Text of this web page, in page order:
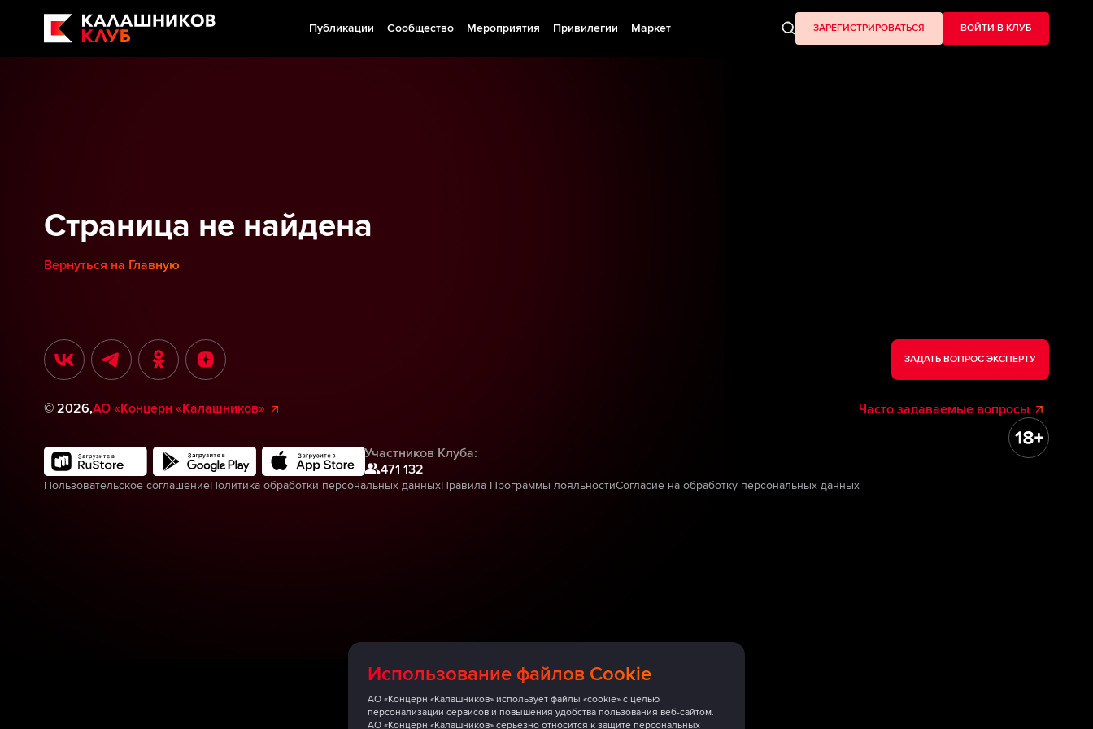
Публикации Сообщество Мероприятия Привилегии Маркет ЗАРЕГИСТРИРОВАТЬСЯ ВОЙТИ В КЛУБ
Использование файлов Cookie
АО «Концерн «Калашников» использует файлы «cookie» с целью
персонализации сервисов и повышения удобства пользования веб-сайтом.
АО «Концерн «Калашников» серьезно относится к защите персональных
Страница не найдена
Вернуться на Главную
ЗАДАТЬ ВОПРОС ЭКСПЕРТУ
© 2026,АО «Концерн «Калашников» Часто задаваемые вопросы
Участников Клуба:
471 132
Пользовательское соглашениеПолитика обработки персональных данныхПравила Программы лояльностиСогласие на обработку персональных данных